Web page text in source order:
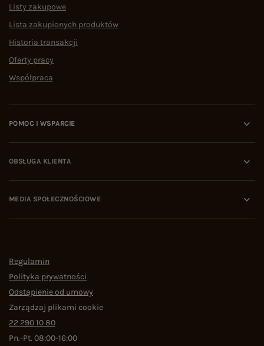
Listy zakupowe
Lista zakupionych produktów
Historia transakcji
Oferty pracy
Współpraca
POMOC I WSPARCIE
OBSŁUGA KLIENTA
MEDIA SPOŁECZNOŚCIOWE
Regulamin
Polityka prywatności
Odstąpienie od umowy
Zarządzaj plikami cookie
22 290 10 80
Pn.-Pt. 08:00-16:00